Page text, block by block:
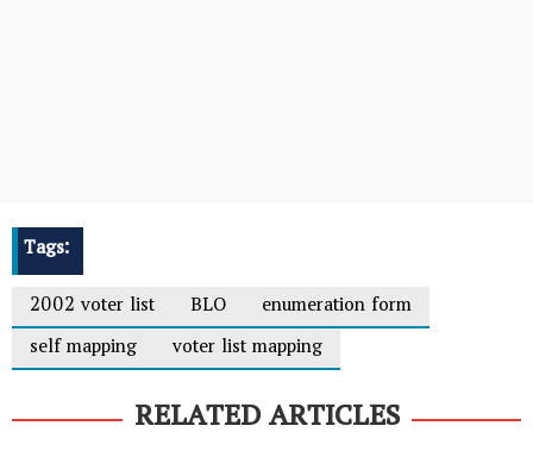
Tags:
2002 voter list
BLO
enumeration form
self mapping
voter list mapping
RELATED ARTICLES